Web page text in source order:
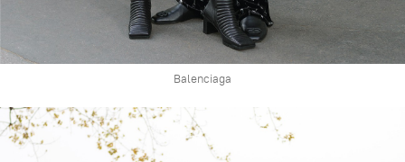
Balenciaga